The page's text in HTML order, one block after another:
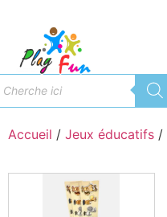
Accueil / Jeux éducatifs /